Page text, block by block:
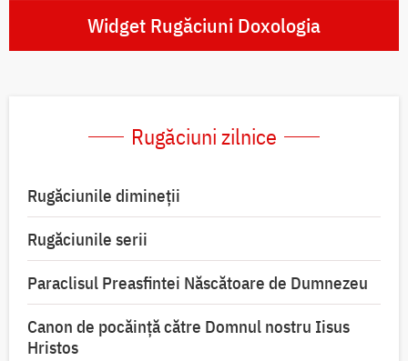
Widget Rugăciuni Doxologia
Rugăciuni zilnice
Rugăciunile dimineții
Rugăciunile serii
Paraclisul Preasfintei Născătoare de Dumnezeu
Canon de pocăință către Domnul nostru Iisus
Hristos